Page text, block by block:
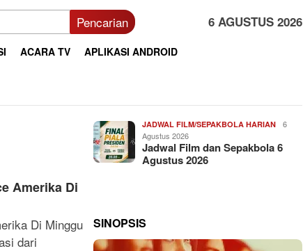
Pencarian 6 AGUSTUS 2026
ACARA TV APLIKASI ANDROID
Amerika Di
Di Minggu
dari
JADWAL FILM/SEPAKBOLA HARIAN
6
Agustus 2026
Jadwal Film dan Sepakbola 6
Agustus 2026
SINOPSIS